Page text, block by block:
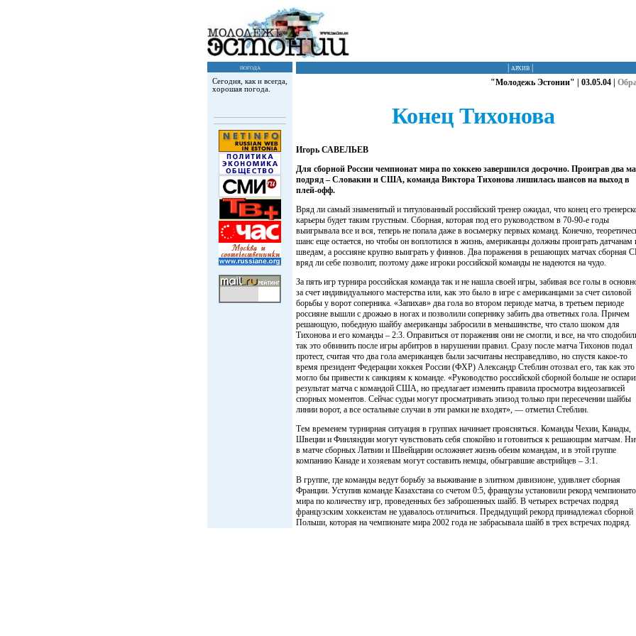
погода
Сегодня, как и всегда,
хорошая погода.
архив
"Молодежь Эстонии" | 03.05.04 |
Конец Тихонова
Игорь САВЕЛЬЕВ
Для сборной России чемпионат мира по хоккею завершился досрочно. Проиграв два
подряд – Словакии и США, команда Виктора Тихонова лишилась шансов на выход в
плей-офф.
Вряд ли самый знаменитый и титулованный российский тренер ожидал, что конец его
карьеры будет таким грустным. Сборная, которая под его руководством в 70-90-е годы
выигрывала все и вся, теперь не попала даже в восьмерку первых команд. Конечно,
шанс еще остается, но чтобы он воплотился в жизнь, американцы должны проиграть датчанам
шведам, а россияне крупно выиграть у финнов. Два поражения в решающих матчах сборная
вряд ли себе позволит, поэтому даже игроки российской команды не надеются на чудо.
За пять игр турнира российская команда так и не нашла своей игры, забивая все голы в
за счет индивидуального мастерства или, как это было в игре с американцами за счет силовой
борьбы у ворот соперника. «Запихав» два гола во втором периоде матча, в третьем периоде
россияне вышли с дрожью в ногах и позволили сопернику забить два ответных гола. Причем
решающую, победную шайбу американцы забросили в меньшинстве, что стало шоком для
Тихонова и его команды – 2:3. Оправиться от поражения они не смогли, и все, на что
так это обвинить после игры арбитров в нарушении правил. Сразу после матча Тихонов подал
протест, считая что два гола американцев были засчитаны несправедливо, но спустя какое-то
время президент Федерации хоккея России (ФХР) Александр Стеблин отозвал его, так как это
могло бы привести к санкциям к команде. «Руководство российской сборной больше не
результат матча с командой США, но предлагает изменить правила просмотра видеозаписей
спорных моментов. Сейчас судьи могут просматривать эпизод только при пересечении шайбы
линии ворот, а все остальные случаи в эти рамки не входят», — отметил Стеблин.
Тем временем турнирная ситуация в группах начинает проясняться. Команды Чехии, Канады,
Швеции и Финляндии могут чувствовать себя спокойно и готовиться к решающим матчам.
в матче сборных Латвии и Швейцарии осложняет жизнь обеим командам, и в этой группе
компанию Канаде и хозяевам могут составить немцы, обыгравшие австрийцев – 3:1.
В группе, где команды ведут борьбу за выживание в элитном дивизионе, удивляет сборная
Франции. Уступив команде Казахстана со счетом 0:5, французы установили рекорд
мира по количеству игр, проведенных без заброшенных шайб. В четырех встречах подряд
французским хоккеистам не удавалось отличиться. Предыдущий рекорд принадлежал сборной
Польши, которая на чемпионате мира 2002 года не забрасывала шайб в трех встречах подряд.